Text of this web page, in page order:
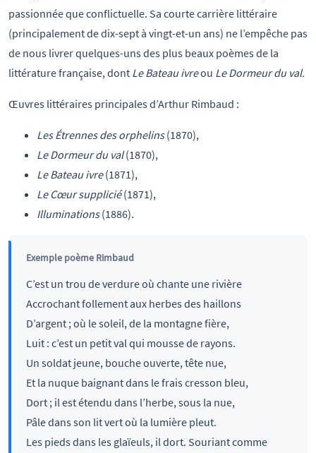
passionnée que conflictuelle. Sa courte carrière littéraire
(principalement de dix-sept à vingt-et-un ans) ne l’empêche pas
de nous livrer quelques-uns des plus beaux poèmes de la
littérature française, dont Le Bateau ivreou Le Dormeur du val.
Œuvres littéraires principales d’Arthur Rimbaud :
Les Étrennes des orphelins(1870),
Le Dormeur du val(1870),
Le Bateau ivre(1871),
Le Cœur supplicié(1871),
Illuminations(1886).
Exemple poème Rimbaud
C’est un trou de verdure où chante une rivière
Accrochant follement aux herbes des haillons
D’argent ; où le soleil, de la montagne fière,
Luit : c’est un petit val qui mousse de rayons.
Un soldat jeune, bouche ouverte, tête nue,
Et la nuque baignant dans le frais cresson bleu,
Dort ; il est étendu dans l’herbe, sous la nue,
Pâle dans son lit vert où la lumière pleut.
Les pieds dans les glaïeuls, il dort. Souriant comme